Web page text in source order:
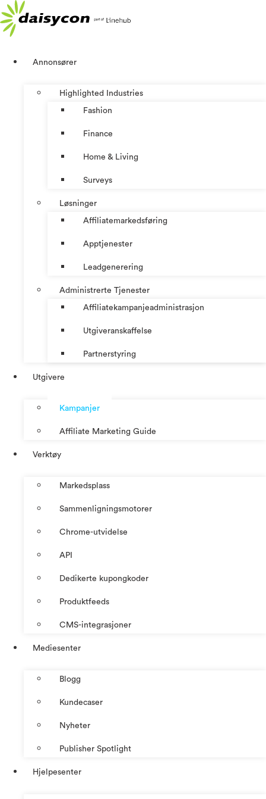
Skip
to
content
Annonsører
Highlighted Industries
Fashion
Finance
Home & Living
Surveys
Løsninger
Affiliatemarkedsføring
Apptjenester
Leadgenerering
Administrerte Tjenester
Affiliatekampanjeadministrasjon
Utgiveranskaffelse
Partnerstyring
Utgivere
Kampanjer
Affiliate Marketing Guide
Verktøy
Markedsplass
Sammenligningsmotorer
Chrome-utvidelse
API
Dedikerte kupongkoder
Produktfeeds
CMS-integrasjoner
Mediesenter
Blogg
Kundecaser
Nyheter
Publisher Spotlight
Hjelpesenter